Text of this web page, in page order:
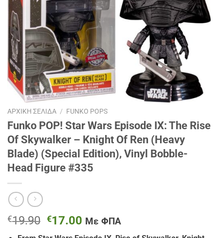
ΑΡΧΙΚΉ ΣΕΛΊΔΑ / FUNKO POPS
Funko POP! Star Wars Episode IX: The Rise
Of Skywalker – Knight Of Ren (Heavy
Blade) (Special Edition), Vinyl Bobble-
Head Figure #335
€19.90 Original
price
€17.00 Η
τρέχουσα
Με ΦΠΑ